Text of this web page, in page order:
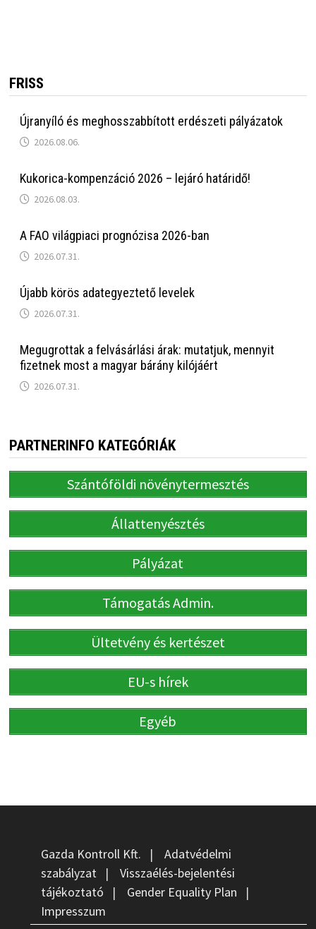
FRISS
Újranyíló és meghosszabbított erdészeti pályázatok
2026.08.06.
Kukorica-kompenzáció 2026 – lejáró határidő!
2026.08.03.
A FAO világpiaci prognózisa 2026-ban
2026.07.31.
Újabb körös adategyeztető levelek
2026.07.31.
Megugrottak a felvásárlási árak: mutatjuk, mennyit
fizetnek most a magyar bárány kilójáért
2026.07.31.
PARTNERINFO KATEGÓRIÁK
Szántóföldi növénytermesztés
Állattenyésztés
Pályázat
Támogatás Admin.
Ültetvény és kertészet
EU-s hírek
Egyéb
Gazda Kontroll Kft. | Adatvédelmi
szabályzat| Visszaélés-bejelentési
tájékoztató | Gender Equality Plan |
Impresszum